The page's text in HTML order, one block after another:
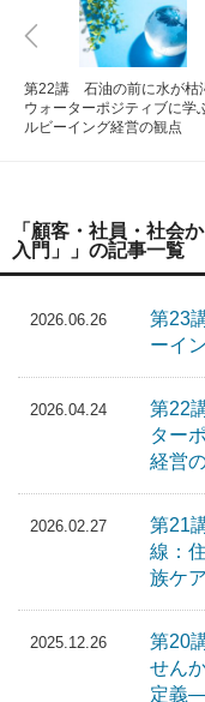
第22講 石油の前に水が
ウォーターポジティブに学
ルビーイング経営の観点
「顧客・社員・社会
入門」」の記事一覧
2026.06.26
第23
ーイ
2026.04.24
第22
ター
経営
2026.02.27
第21
線：
族ケ
2025.12.26
第20
せん
定義